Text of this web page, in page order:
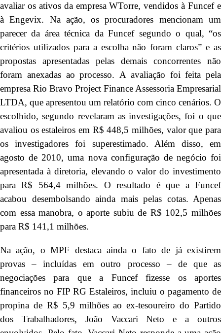
avaliar os ativos da empresa WTorre, vendidos à Funcef e
à Engevix. Na ação, os procuradores mencionam um
parecer da área técnica da Funcef segundo o qual, “os
critérios utilizados para a escolha não foram claros” e as
propostas apresentadas pelas demais concorrentes não
foram anexadas ao processo. A avaliação foi feita pela
empresa Rio Bravo Project Finance Assessoria Empresarial
LTDA, que apresentou um relatório com cinco cenários. O
escolhido, segundo revelaram as investigações, foi o que
avaliou os estaleiros em R$ 448,5 milhões, valor que para
os investigadores foi superestimado. Além disso, em
agosto de 2010, uma nova configuração de negócio foi
apresentada à diretoria, elevando o valor do investimento
para R$ 564,4 milhões. O resultado é que a Funcef
acabou desembolsando ainda mais pelas cotas. Apenas
com essa manobra, o aporte subiu de R$ 102,5 milhões
para R$ 141,1 milhões.
Na ação, o MPF destaca ainda o fato de já existirem
provas – incluídas em outro processo – de que as
negociações para que a Funcef fizesse os aportes
financeiros no FIP RG Estaleiros, incluiu o pagamento de
propina de R$ 5,9 milhões ao ex-tesoureiro do Partido
dos Trabalhadores, João Vaccari Neto e a outros